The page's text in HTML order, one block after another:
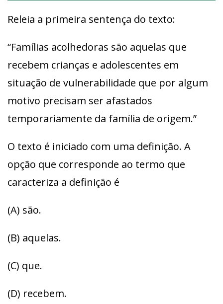
Releia a primeira sentença do texto:
“Famílias acolhedoras são aquelas que
recebem crianças e adolescentes em
situação de vulnerabilidade que por algum
motivo precisam ser afastados
temporariamente da família de origem.”
O texto é iniciado com uma definição. A
opção que corresponde ao termo que
caracteriza a definição é
(A) são.
(B) aquelas.
(C) que.
(D) recebem.